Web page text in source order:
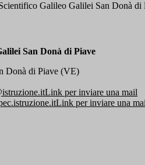
Galileo Galilei San Donà di
San Donà di Piave
Donà di Piave (VE)
Link per inviare una mail
Link per inviare una